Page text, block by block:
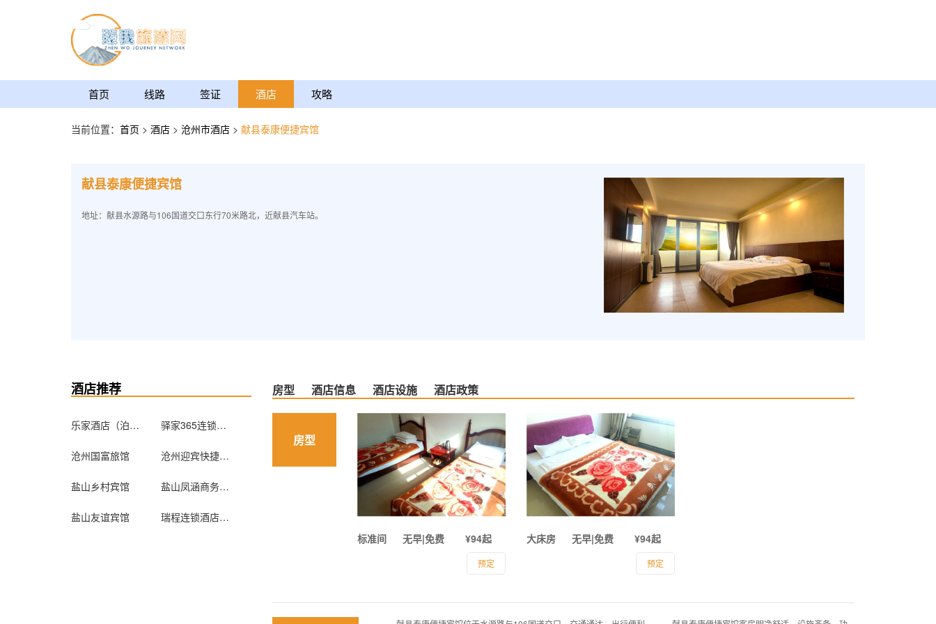
首页 线路 签证 酒店 攻略
当前位置： 首页 > 酒店 > 沧州市酒店 > 献县泰康便捷宾馆
献县泰康便捷宾馆
地址：献县水源路与106国道交口东行70米路北，近献县汽车站。
酒店推荐
乐家酒店（泊头店） 驿家365连锁酒店（肃宁肃水路店）
沧州国富旅馆 沧州迎宾快捷宾馆
盐山乡村宾馆 盐山凤涵商务宾馆
盐山友谊宾馆 瑞程连锁酒店（沧州火车站店）
房型 酒店信息 酒店设施 酒店政策
房型
标准间 ¥94起
无早|免费
预定
大床房 ¥94起
无早|免费
预定